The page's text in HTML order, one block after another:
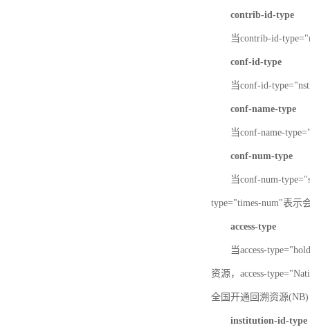
contrib-id-type
当contrib-id-
conf-id-type
当conf-id-
conf-name-type
当conf-name-
conf-num-type
当conf-num-
type="times-num"表示
access-type
当access-
资源，access-
全国开通回溯资源(NB)
institution-id-type